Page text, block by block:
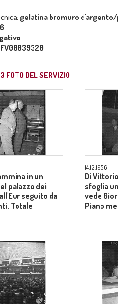
gelatina bromuro
FV00039320
FOTO DEL SERVIZIO
in un
palazzo dei
seguito da
Totale
14.12.1956
Di
sfoglia
vede
Piano